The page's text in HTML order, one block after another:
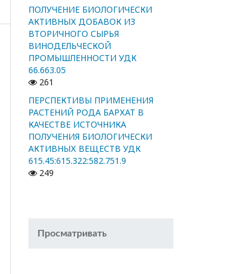
ПОЛУЧЕНИЕ БИОЛОГИЧЕСКИ
АКТИВНЫХ ДОБАВОК ИЗ
ВТОРИЧНОГО СЫРЬЯ
ВИНОДЕЛЬЧЕСКОЙ
ПРОМЫШЛЕННОСТИ УДК
66.663.05
261
ПЕРСПЕКТИВЫ ПРИМЕНЕНИЯ
РАСТЕНИЙ РОДА БАРХАТ В
КАЧЕСТВЕ ИСТОЧНИКА
ПОЛУЧЕНИЯ БИОЛОГИЧЕСКИ
АКТИВНЫХ ВЕЩЕСТВ УДК
615.45:615.322:582.751.9
249
Просматривать